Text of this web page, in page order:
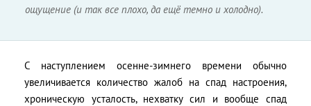
ощущение (и так все плохо, да ещё темно и холодно).
С наступлением осенне-зимнего времени обычно
увеличивается количество жалоб на спад настроения,
хроническую усталость, нехватку сил и вообще спад